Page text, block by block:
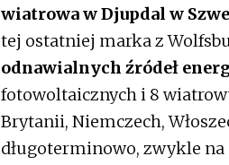
wiatrowa w Djupdal w
tej ostatniej marka z
odnawialnych źródeł
fotowoltaicznych i 8
Brytanii, Niemczech,
długoterminowo, zwykle na